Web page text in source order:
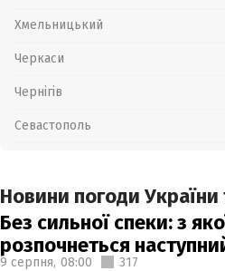
Хмельницький
Черкаси
Чернігів
Севастополь
Новини погоди України
Без сильної спеки: з
розпочнеться
9 серпня, 08:00 317